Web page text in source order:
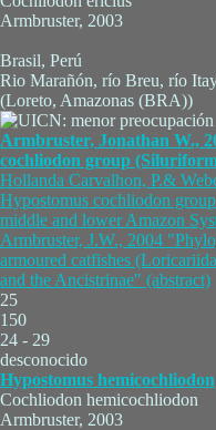
Armbruster, 2003
Brasil, Perú
Rio Marañón, río Breu, río
(Loreto, Amazonas (BRA))
Armbruster, Jonathan W.,
cochliodon group
Hollanda Carvalhon, P.&
Hypostomus cochliodon
middle and lower Amazon
Armbruster, J.W., 2004
armoured catfishes
and the Ancistrinae" (abstract)
25
150
24 - 29
desconocido
Hypostomus hemicochliodon
Cochliodon hemicochliodon
Armbruster, 2003